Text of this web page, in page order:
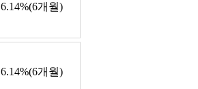
6.14%(6개월)
6.14%(6개월)